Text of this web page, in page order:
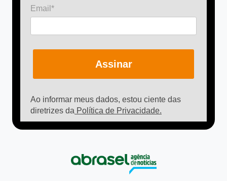
Email*
Assinar
Ao informar meus dados, estou ciente das
diretrizes da Política de Privacidade.